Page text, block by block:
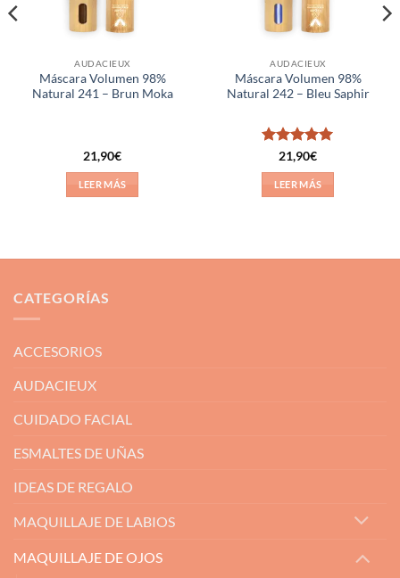
AUDACIEUX
Máscara Volumen 98%
Natural 241 – Brun Moka
21,90€
LEER MÁS
AUDACIEUX
Máscara Volumen 98%
Natural 242 – Bleu Saphir
Valorado
con5de 5
21,90€
LEER MÁS
CATEGORÍAS
ACCESORIOS
AUDACIEUX
CUIDADO FACIAL
ESMALTES DE UÑAS
IDEAS DE REGALO
MAQUILLAJE DE LABIOS
MAQUILLAJE DE OJOS